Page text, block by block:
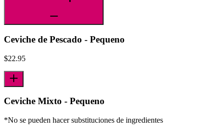
Ceviche de Pescado - Pequeno
$22.95
Ceviche Mixto - Pequeno
*No se pueden hacer substituciones de ingredientes